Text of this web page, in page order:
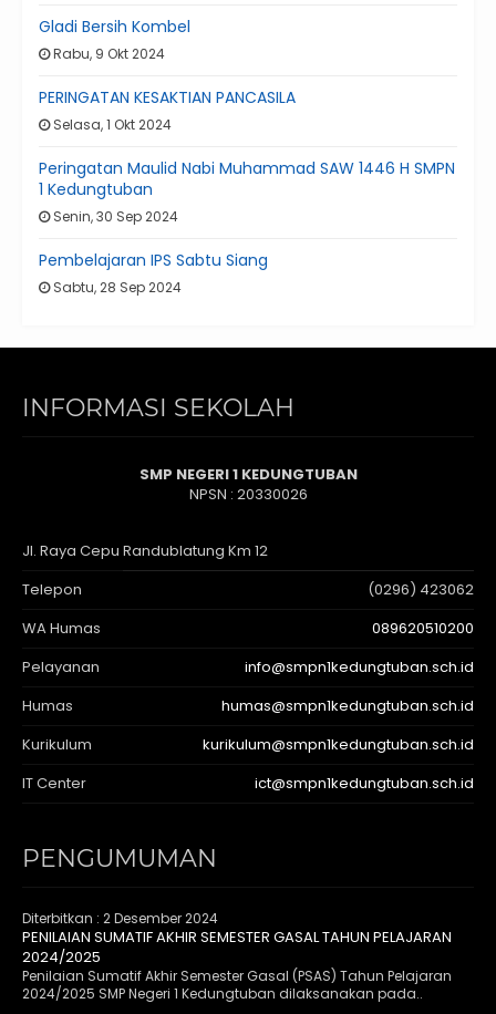
Gladi Bersih Kombel
Rabu, 9 Okt 2024
PERINGATAN KESAKTIAN PANCASILA
Selasa, 1 Okt 2024
Peringatan Maulid Nabi Muhammad SAW 1446 H SMPN
1 Kedungtuban
Senin, 30 Sep 2024
Pembelajaran IPS Sabtu Siang
Sabtu, 28 Sep 2024
INFORMASI SEKOLAH
SMP NEGERI 1 KEDUNGTUBAN
NPSN : 20330026
Jl. Raya Cepu Randublatung Km 12
Telepon
(0296) 423062
WA Humas
089620510200
Pelayanan
info@smpn1kedungtuban.sch.id
Humas
humas@smpn1kedungtuban.sch.id
Kurikulum
kurikulum@smpn1kedungtuban.sch.id
IT Center
ict@smpn1kedungtuban.sch.id
PENGUMUMAN
Diterbitkan : 2 Desember 2024
PENILAIAN SUMATIF AKHIR SEMESTER GASAL TAHUN PELAJARAN
2024/2025
Penilaian Sumatif Akhir Semester Gasal (PSAS) Tahun Pelajaran
2024/2025 SMP Negeri 1 Kedungtuban dilaksanakan pada..